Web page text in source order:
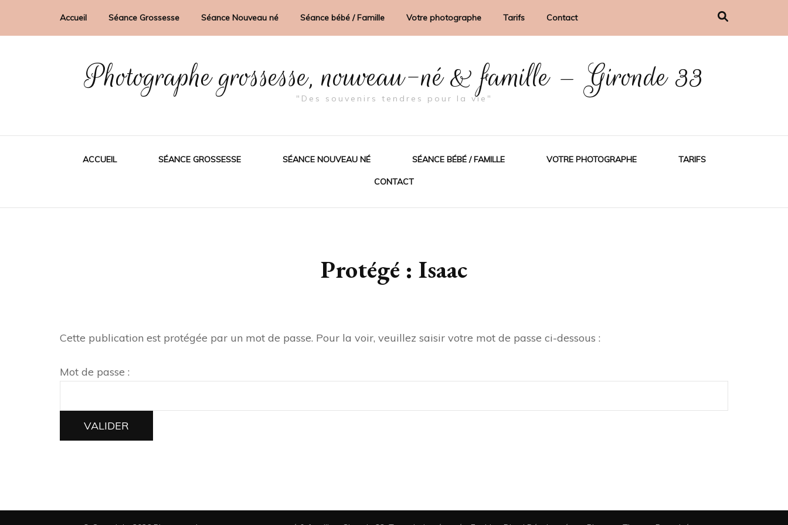
Accueil Séance Grossesse Séance Nouveau né Séance bébé / Famille Votre photographe Tarifs Contact
Photographe grossesse, nouveau-né & famille – Gironde 33
"Des souvenirs tendres pour la vie"
ACCUEIL SÉANCE GROSSESSE SÉANCE NOUVEAU NÉ SÉANCE BÉBÉ / FAMILLE VOTRE PHOTOGRAPHE TARIFS
CONTACT
Protégé : Isaac
Cette publication est protégée par un mot de passe. Pour la voir, veuillez saisir votre mot de passe ci-dessous :
Mot de passe :